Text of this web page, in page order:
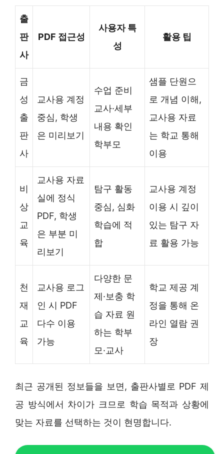
출
판
사
PDF 접근성
사용자 특
성
활용 팁
금
성
출
판
사
교사용 계정
중심, 학생
은 미리보기
수업 준비
교사·세부
내용 확인
학부모
샘플 단원으
로 개념 이해,
교사용 자료
는 학교 통해
이용
비
상
교
육
교사용 자료
실에 정식
PDF, 학생
은 부분 미
리보기
탐구 활동
중심, 심화
학습에 적
합
교사용 계정
이용 시 깊이
있는 탐구 자
료 활용 가능
천
재
교
육
교사용 로그
인 시 PDF
다수 이용
가능
다양한 문
제·보충 학
습 자료 원
하는 학부
모·교사
학교 제공 계
정을 통해 온
라인 열람 권
장
최근 공개된 정보들을 보면, 출판사별로 PDF 제
공 방식에서 차이가 크므로 학습 목적과 상황에
맞는 자료를 선택하는 것이 현명합니다.